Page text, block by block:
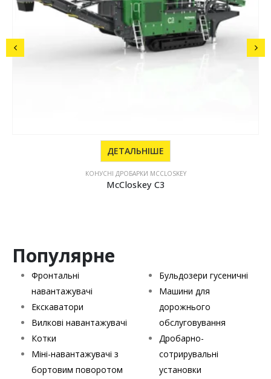
ДЕТАЛЬНІШЕ
КОНУСНІ ДРОБАРКИ MCCLOSKEY
McCloskey С4
Популярне
Фронтальні
навантажувачі
Екскаватори
Вилкові навантажувачі
Котки
Міні-навантажувачі з
бортовим поворотом
Бульдозери гусеничні
Машини для
дорожнього
обслуговування
Дробарно-
сотрирувальні
установки